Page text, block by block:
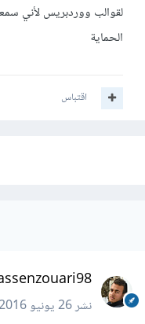
لقوالب ووردبريس لأني
الحماية
اقتباس
نشر26 يونيو 2016